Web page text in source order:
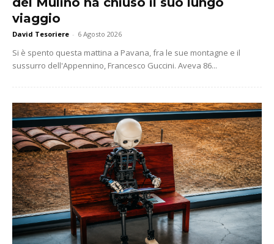
viaggio
David Tesoriere - 6 Agosto 2026
Si è spento questa mattina a Pavana, fra le sue montagne e il
sussurro dell'Appennino, Francesco Guccini. Aveva 86...